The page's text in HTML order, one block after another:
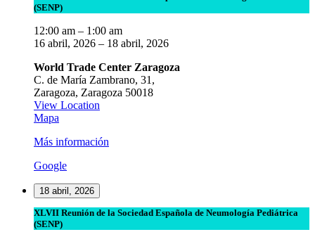
Reunión
la
Sociedad
de
Neumología
Pediátrica
(SENP)
(SENP)
12:00 am – 1:00 am
16 abril, 2026 – 18 abril, 2026
World Trade Center Zaragoza
C. de María Zambrano, 31,
Zaragoza, Zaragoza 50018
View Location
Mapa
Center
Más información
Google
18 abril, 2026
XLVII
Reunión
XLVII Reunión de la Sociedad Española de Neumología Pediátrica
(SENP)